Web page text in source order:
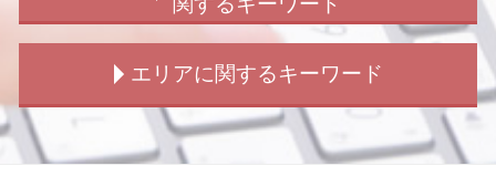
強盗未遂 量刑
刑事事件 加害者 個人情報
恐喝罪 構成要件
刑事事件 種類
刑事弁護 弁護士
交通事故 賠償金
交通事故 弁護士 解決 期間
交通事故 請求 流れ
交通事故 請求 弁護士
交通事故 問題
ストーカー被害 女性
結婚詐欺とは
不倫 犯罪
男女トラブル 不倫
男女トラブル 弁護士
のぞき被害 相談
犯罪被害給付制度 遺族
横領被害 相談
痴漢被害 相談
示談 損害賠償
示談 損害賠償 時効
示談交渉 被害者側
示談交渉 どのくらい
エリアに関するキーワード
新宿 刑事事件 加害者
新宿 痴漢 被害